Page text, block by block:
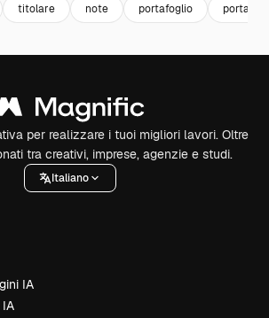
titolare note portafoglio
per realizzare i tuoi migliori lavori. Oltre
tra creativi, imprese, agenzie e studi.
Italiano
IA